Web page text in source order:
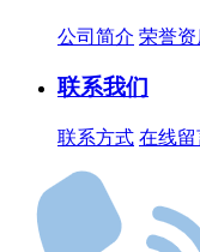
公司简介 荣誉资
联系我们
联系方式 在线留